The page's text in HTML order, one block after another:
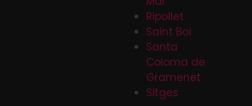
Ripollet
Saint Boi
Santa
Coloma de
Gramenet
Sitges